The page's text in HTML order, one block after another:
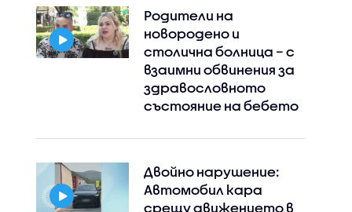
Facebook
Родители на
новородено и
столична болница – с
взаимни обвинения за
здравословното
състояние на бебето
Двойно нарушение:
Автомобил кара
срещу движението в